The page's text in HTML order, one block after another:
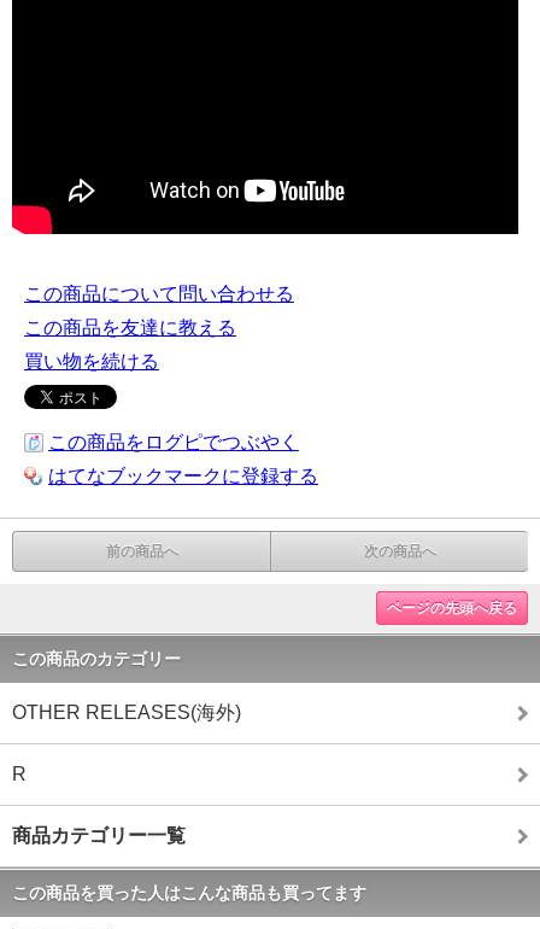
この商品について問い合わせる
この商品を友達に教える
買い物を続ける
この商品をログピでつぶやく
はてなブックマークに登録する
前の商品へ 次の商品へ
ページの先頭へ戻る
この商品のカテゴリー
OTHER RELEASES(海外)
R
商品カテゴリー一覧
この商品を買った人はこんな商品も買ってます